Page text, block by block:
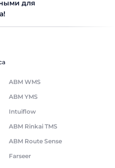
для
ABM WMS
ABM YMS
Intuiflow
ABM Rinkai TMS
ABM Route Sense
Farseer